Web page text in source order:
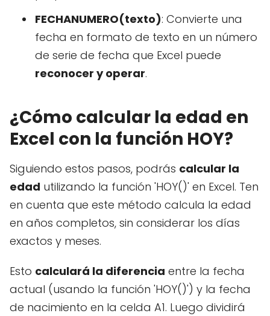
FECHANUMERO(texto): Convierte una
fecha en formato de texto en un número
de serie de fecha que Excel puede
reconocer y operar.
¿Cómo calcular la edad en
Excel con la función HOY?
Siguiendo estos pasos, podrás calcular la
edad utilizando la función 'HOY()' en Excel. Ten
en cuenta que este método calcula la edad
en años completos, sin considerar los días
exactos y meses.
Esto calculará la diferencia entre la fecha
actual (usando la función 'HOY()') y la fecha
de nacimiento en la celda A1. Luego dividirá